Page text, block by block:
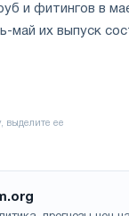
и фитингов в
май их выпуск